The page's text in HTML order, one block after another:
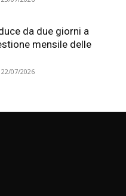
da due giorni a
mensile delle
22/07/2026